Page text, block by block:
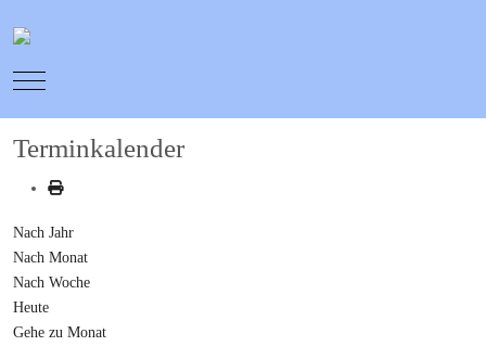
Mobile Menu Toggle
Terminkalender
Nach Jahr
Nach Monat
Nach Woche
Heute
Gehe zu Monat